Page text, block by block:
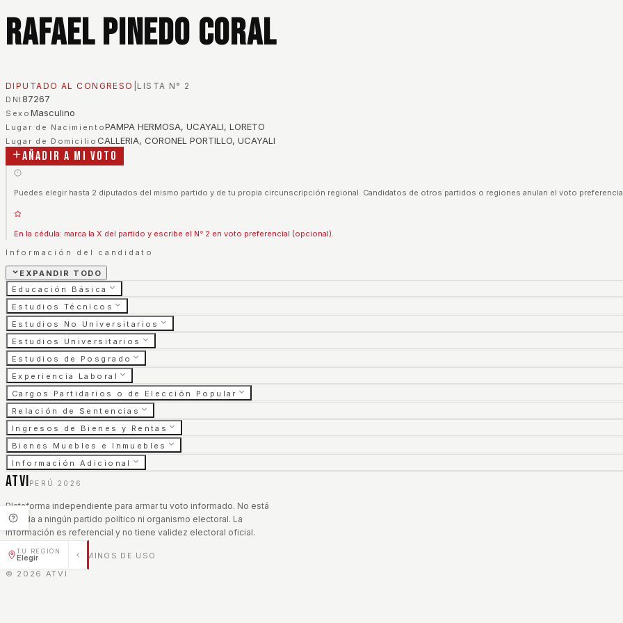
TU REGIÓN
Elegir
Rafael Pinedo Coral
DIPUTADO AL CONGRESO LISTA N° 2
DNI 87267
Sexo Masculino
Lugar de NacimientoPAMPA HERMOSA, UCAYALI, LORETO
Lugar de Domicilio CALLERIA, CORONEL PORTILLO, UCAYALI
Añadir a mi voto
Puedes elegir hasta 2 diputados del mismo partido y de tu propia circunscripción regional. Candidatos de otros partidos o regiones anulan el voto
En la cédula: marca la X del partido y escribe el N° 2 en voto preferencial (opcional).
Información del candidato
EXPANDIR TODO
Educación Básica
Estudios Técnicos
Estudios No Universitarios
Estudios Universitarios
Estudios de Posgrado
Experiencia Laboral
Cargos Partidarios o de Elección Popular
Relación de Sentencias
Ingresos de Bienes y Rentas
Bienes Muebles e Inmuebles
Información Adicional
ATVI PERÚ 2026
Plataforma independiente para armar tu voto informado. No está
afiliada a ningún partido político ni organismo electoral. La
información es referencial y no tiene validez electoral oficial.
AVISO LEGAL
TÉRMINOS DE USO
© 2026 ATVI